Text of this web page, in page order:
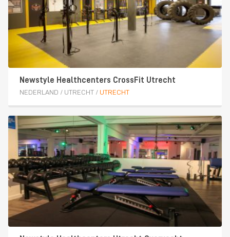
Newstyle Healthcenters CrossFit Utrecht
NEDERLAND / UTRECHT/ UTRECHT